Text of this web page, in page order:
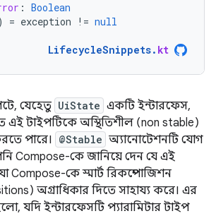
: Boolean
= exception != null
LifecycleSnippets. kt
যেহেতু UiState একটি ইন্টারফেস,
এই টাইপটিকে অস্থিতিশীল (non stable)
পারে।
@Stable অ্যানোটেশনটি যোগ
Compose-কে জানিয়ে দেন যে এই
Compose-কে স্মার্ট রিকম্পোজিশন
অগ্রাধিকার দিতে সাহায্য করে। এর
যদি ইন্টারফেসটি প্যারামিটার টাইপ